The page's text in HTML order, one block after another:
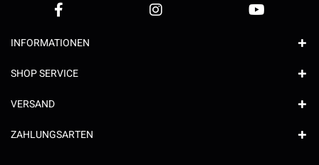
INFORMATIONEN
SHOP SERVICE
VERSAND
ZAHLUNGSARTEN